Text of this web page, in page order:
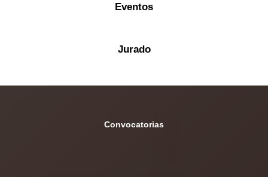
Eventos
Jurado
Convocatorias